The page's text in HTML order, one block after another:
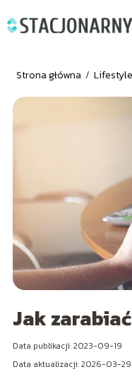
Strona główna / Lifestyle
Jak
Data publikacji: 2023-09-19
Data aktualizacji: 2026-03-29